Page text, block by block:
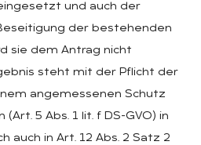
und auch der
der bestehenden
sie dem Antrag nicht
steht mit der Pflicht der
angemessenen Schutz
5 Abs. 1 lit. f DS-GVO) in
auch in Art. 12 Abs. 2 Satz 2